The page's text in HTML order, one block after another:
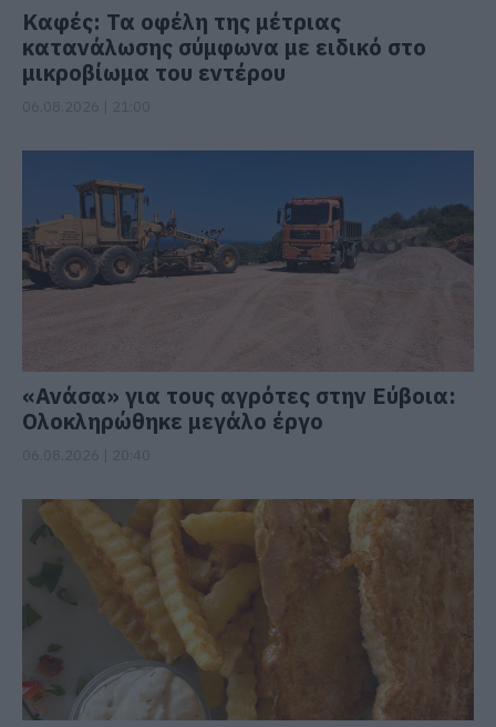
Καφές: Τα οφέλη της μέτριας
κατανάλωσης σύμφωνα με ειδικό στο
μικροβίωμα του εντέρου
«Ανάσα» για τους αγρότες στην Εύβοια:
Ολοκληρώθηκε μεγάλο έργο